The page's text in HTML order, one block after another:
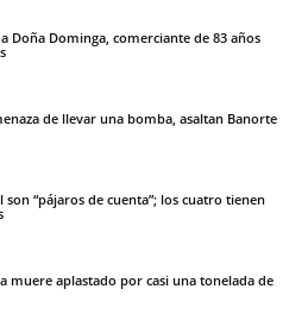
Doña Dominga, comerciante de 83 años
de llevar una bomba, asaltan Banorte
son “pájaros de cuenta”; los cuatro tienen
muere aplastado por casi una tonelada de